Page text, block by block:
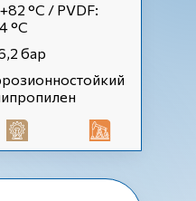
°С / PVDF:
°С
бар